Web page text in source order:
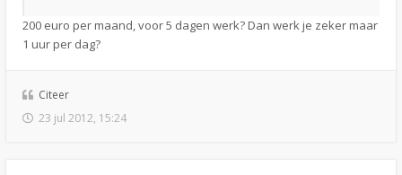
200 euro per maand, voor 5 dagen werk? Dan werk je zeker maar
1 uur per dag?
Citeer
23 jul 2012, 15:24